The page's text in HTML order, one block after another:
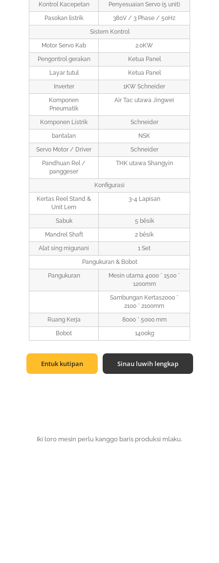
Kontrol Kacepetan
Penyesuaian Servo (5 unit)
Pasokan listrik
380V / 3 Phase / 50Hz
Sistem Kontrol
Motor Servo Kab
2.0KW
Pengontrol gerakan
Ketua Panel
Layar tutul
Ketua Panel
Inverter
1KW Schneider
Komponen
Pneumatik
Air Tac utawa Jingwei
Komponen Listrik
Schneider
bantalan
NSK
Servo Motor / Driver
Schneider
Pandhuan Rel /
panggeser
THK utawa Shangyin
Konfigurasi
Kertas Reel Stand &
Unit Lem
3-4 Lapisan
Sabuk
5 bêsik
Mandrel Shaft
2 bêsik
Alat sing migunani
1 Set
Pangukuran & Bobot
Pangukuran
Mesin utama 4000 * 1500 *
1200mm
Sambungan Kertas2000 *
2100 * 2100mm
Ruang Kerja
8000 * 5000 mm
Bobot
1400kg
Entuk kutipan Sinau luwih lengkap
Iki loro mesin perlu kanggo baris produksi mlaku.